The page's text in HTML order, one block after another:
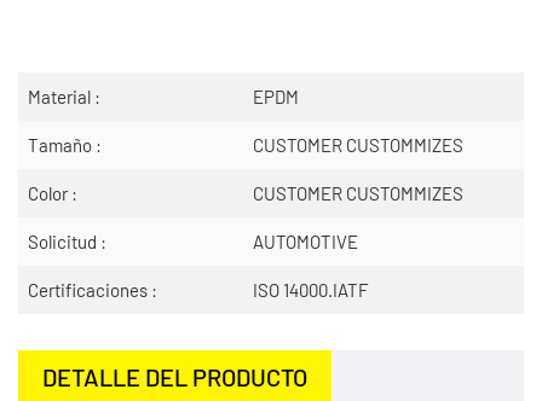
Material : EPDM
Tamaño : CUSTOMER CUSTOMMIZES
Color : CUSTOMER CUSTOMMIZES
Solicitud : AUTOMOTIVE
Certificaciones : ISO 14000.IATF
DETALLE DEL PRODUCTO